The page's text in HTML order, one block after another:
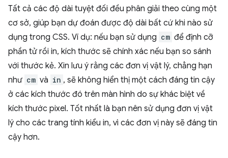
Tất cả các độ dài tuyệt đối đều phân giải theo cùng một
cơ sở, giúp bạn dự đoán được độ dài bất cứ khi nào sử
dụng trong CSS. Ví dụ: nếu bạn sử dụng cm để định cỡ
phần tử rồi in, kích thước sẽ chính xác nếu bạn so sánh
với thước kẻ. Xin lưu ý rằng các đơn vị vật lý, chẳng hạn
như cm và in , sẽ không hiển thị một cách đáng tin cậy
ở các kích thước đó trên màn hình do sự khác biệt về
kích thước pixel. Tốt nhất là bạn nên sử dụng đơn vị vật
lý cho các trang tính kiểu in, vì các đơn vị này sẽ đáng tin
cậy hơn.